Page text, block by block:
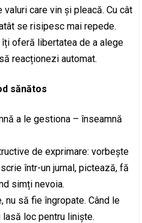
care vin și pleacă. Cu cât
se risipesc mai repede.
oferă libertatea de a alege
reacționezi automat.
sănătos
a le gestiona – înseamnă
de exprimare: vorbește
într-un jurnal, pictează, fă
simți nevoia.
nu să fie îngropate. Când le
loc pentru liniște.